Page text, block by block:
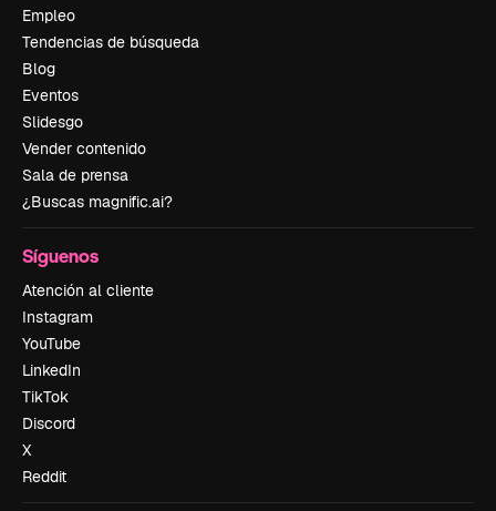
Empleo
Tendencias de búsqueda
Blog
Eventos
Slidesgo
Vender contenido
Sala de prensa
¿Buscas magnific.ai?
Síguenos
Atención al cliente
Instagram
YouTube
LinkedIn
TikTok
Discord
X
Reddit